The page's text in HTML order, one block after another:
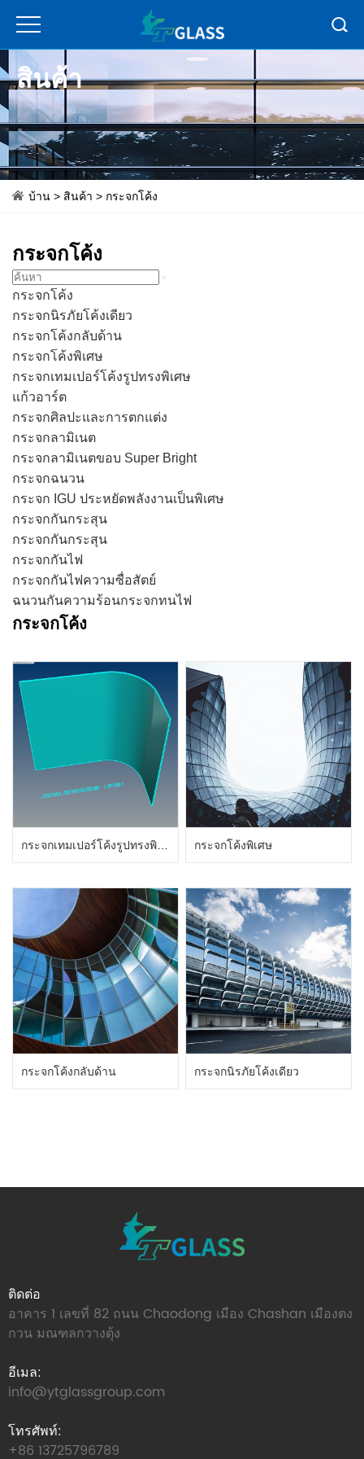
สินค้า
บ้าน > สินค้า > กระจกโค้ง
กระจกโค้ง
กระจกโค้ง
กระจกนิรภัยโค้งเดียว
กระจกโค้งกลับด้าน
กระจกโค้งพิเศษ
กระจกเทมเปอร์โค้งรูปทรงพิเศษ
แก้วอาร์ต
กระจกศิลปะและการตกแต่ง
กระจกลามิเนต
กระจกลามิเนตขอบ Super Bright
กระจกฉนวน
กระจก IGU ประหยัดพลังงานเป็นพิเศษ
กระจกกันกระสุน
กระจกกันกระสุน
กระจกกันไฟ
กระจกกันไฟความซื่อสัตย์
ฉนวนกันความร้อนกระจกทนไฟ
กระจกโค้ง
กระจกโค้งพิเศษ
กระจกโค้งกลับด้าน กระจกนิรภัยโค้งเดียว
ติดต่อ
อาคาร 1 เลขที่ 82 ถนน Chaodong เมือง Chashan เมืองตง
กวน มณฑลกวางตุ้ง
อีเมล:
info@ytglassgroup.com
โทรศัพท์:
+86 13725796789